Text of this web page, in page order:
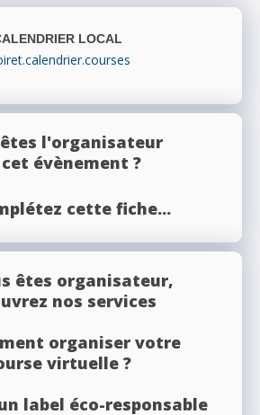
LOCAL
l'organisateur
évènement ?
cette fiche...
êtes organisateur,
nos services
organiser votre
virtuelle ?
label éco-responsable